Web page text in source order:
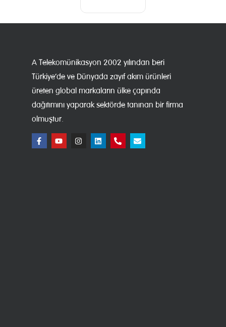
A Telekomünikasyon 2002 yılından beri
Türkiye’de ve Dünyada zayıf akım ürünleri
üreten global markaların ülke çapında
dağıtımını yaparak sektörde tanınan bir firma
olmuştur.